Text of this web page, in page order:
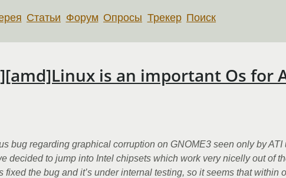
Статьи Форум Опросы Трекер Поиск
is an important Os for
bug regarding graphical corruption on GNOME3 seen only by ATI
decided to jump into Intel chipsets which work very nicelly out of
the bug and it’s under internal testing, so it seems that within